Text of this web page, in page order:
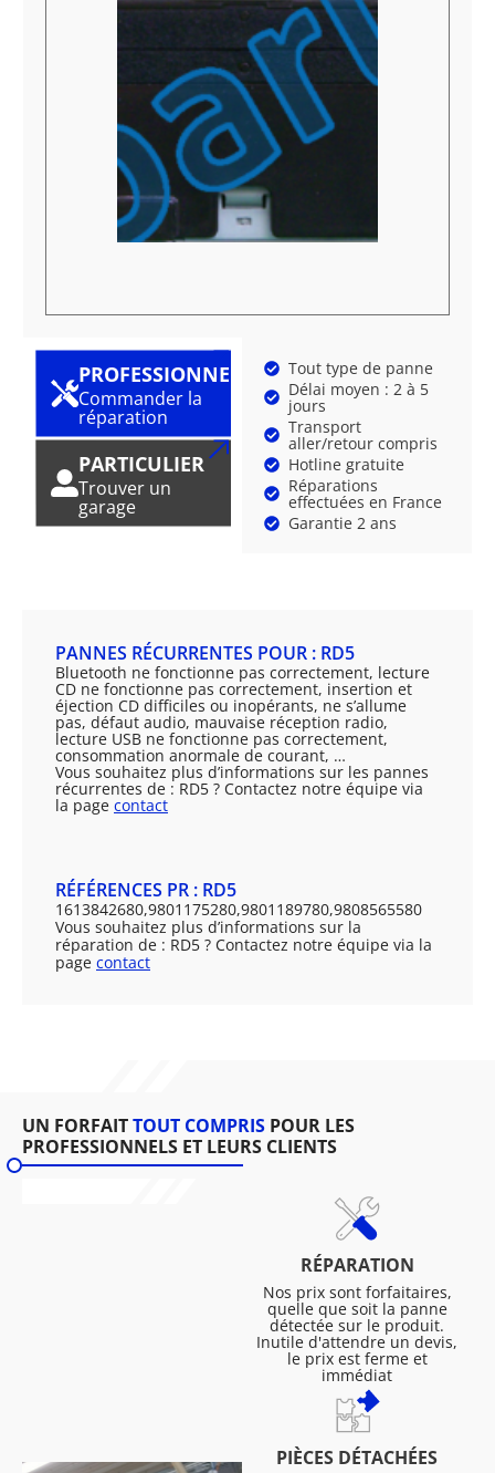
PROFESSIONNEL
Commander la
réparation
PARTICULIER
Trouver un
garage
Tout type de panne
Délai moyen : 2 à 5
jours
Transport
aller/retour compris
Hotline gratuite
Réparations
effectuées en France
Garantie 2 ans
PANNES RÉCURRENTES POUR : RD5
Bluetooth ne fonctionne pas correctement, lecture
CD ne fonctionne pas correctement, insertion et
éjection CD difficiles ou inopérants, ne s’allume
pas, défaut audio, mauvaise réception radio,
lecture USB ne fonctionne pas correctement,
consommation anormale de courant, …
Vous souhaitez plus d’informations sur les pannes
récurrentes de : RD5 ? Contactez notre équipe via
la page contact
RÉFÉRENCES PR : RD5
1613842680,9801175280,9801189780,9808565580
Vous souhaitez plus d’informations sur la
réparation de : RD5 ? Contactez notre équipe via la
page contact
UN FORFAITTOUT COMPRIS POUR LES
PROFESSIONNELS ET LEURS CLIENTS
RÉPARATION
Nos prix sont forfaitaires,
quelle que soit la panne
détectée sur le produit.
Inutile d'attendre un devis,
le prix est ferme et
immédiat
PIÈCES DÉTACHÉES